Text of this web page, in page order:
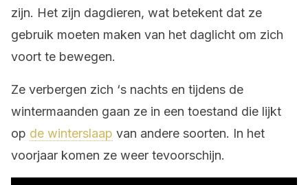
zijn. Het zijn dagdieren, wat betekent dat ze
gebruik moeten maken van het daglicht om zich
voort te bewegen.
Ze verbergen zich ‘s nachts en tijdens de
wintermaanden gaan ze in een toestand die lijkt
op de winterslaap van andere soorten. In het
voorjaar komen ze weer tevoorschijn.